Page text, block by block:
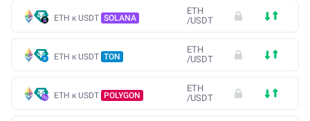
ETH к USDT SOLANA
ETH
/USDT
ETH к USDT TON
ETH
/USDT
ETH к USDT POLYGON
ETH
/USDT